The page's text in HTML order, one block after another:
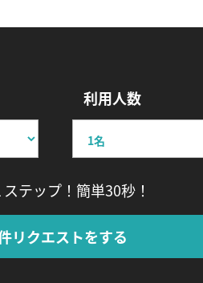
利用人数
テップ！簡単30秒！
リクエストをする